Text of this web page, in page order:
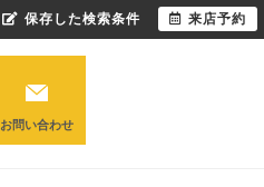
お問い合わせ
保存した検索条件 来店予約